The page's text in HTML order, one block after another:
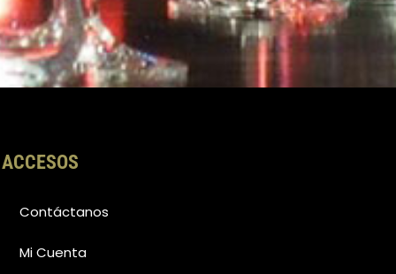
ACCESOS
Contáctanos
Mi Cuenta